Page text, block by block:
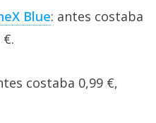
Blue: antes costaba
costaba 0,99 €,